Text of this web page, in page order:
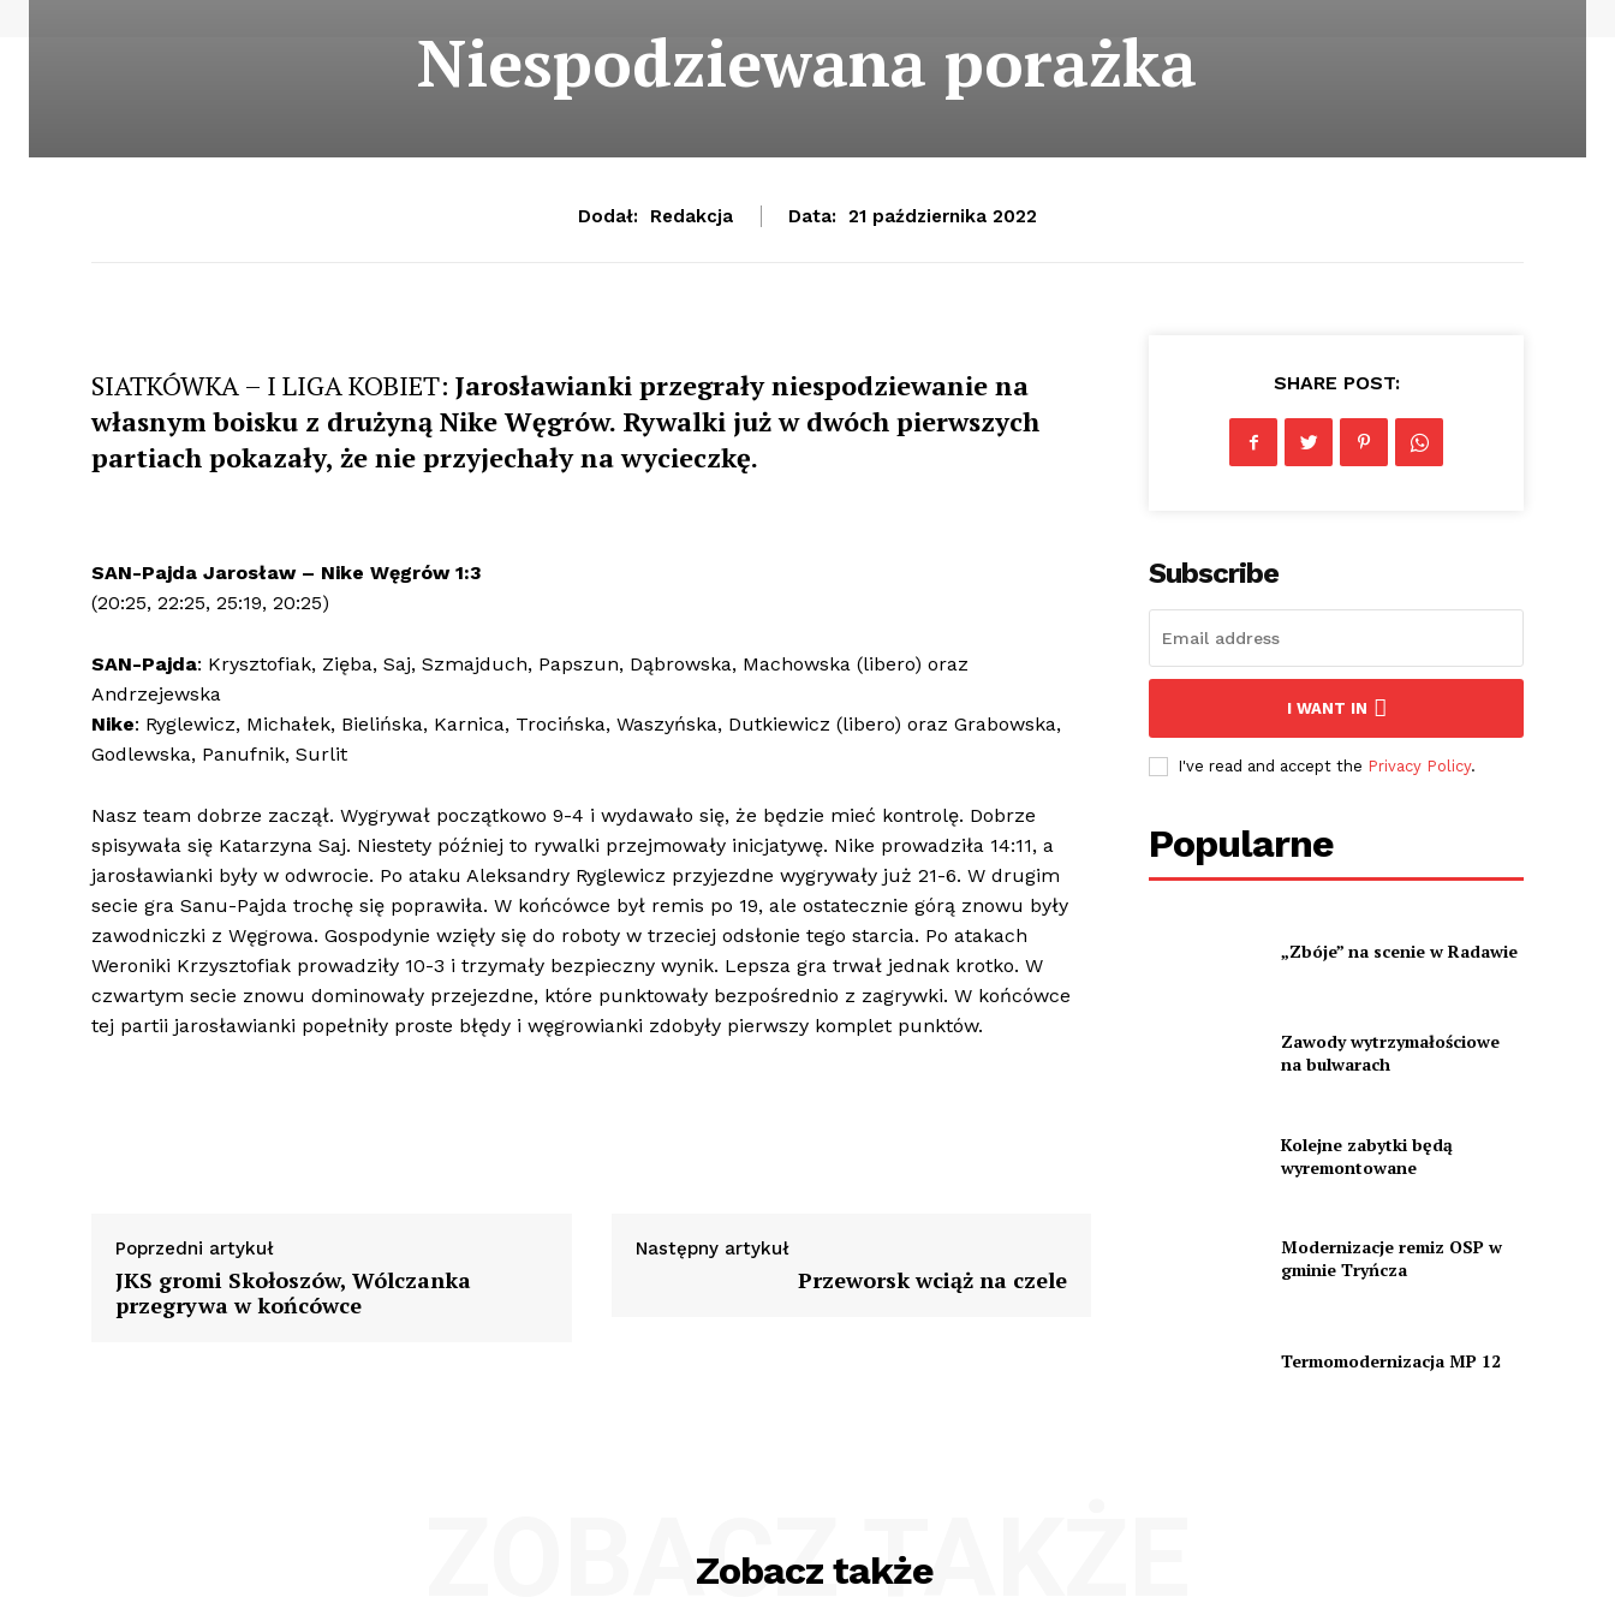
Niespodziewana porażka
Dodał: Redakcja Data: 21 października 2022
SIATKÓWKA – I LIGA KOBIET: Jarosławianki przegrały niespodziewanie na
własnym boisku z drużyną Nike Węgrów. Rywalki już w dwóch pierwszych
partiach pokazały, że nie przyjechały na wycieczkę.
SAN-Pajda Jarosław – Nike Węgrów 1:3
(20:25, 22:25, 25:19, 20:25)
SAN-Pajda: Krysztofiak, Zięba, Saj, Szmajduch, Papszun, Dąbrowska, Machowska (libero) oraz
Andrzejewska
Nike: Ryglewicz, Michałek, Bielińska, Karnica, Trocińska, Waszyńska, Dutkiewicz (libero) oraz Grabowska,
Godlewska, Panufnik, Surlit
Nasz team dobrze zaczął. Wygrywał początkowo 9-4 i wydawało się, że będzie mieć kontrolę. Dobrze
spisywała się Katarzyna Saj. Niestety później to rywalki przejmowały inicjatywę. Nike prowadziła 14:11, a
jarosławianki były w odwrocie. Po ataku Aleksandry Ryglewicz przyjezdne wygrywały już 21-6. W drugim
secie gra Sanu-Pajda trochę się poprawiła. W końcówce był remis po 19, ale ostatecznie górą znowu były
zawodniczki z Węgrowa. Gospodynie wzięły się do roboty w trzeciej odsłonie tego starcia. Po atakach
Weroniki Krzysztofiak prowadziły 10-3 i trzymały bezpieczny wynik. Lepsza gra trwał jednak krotko. W
czwartym secie znowu dominowały przejezdne, które punktowały bezpośrednio z zagrywki. W końcówce
tej partii jarosławianki popełniły proste błędy i węgrowianki zdobyły pierwszy komplet punktów.
Poprzedni artykuł
JKS gromi Skołoszów, Wólczanka
przegrywa w końcówce
Następny artykuł
Przeworsk wciąż na czele
SHARE POST:
Subscribe
I WANT IN
I've read and accept the Privacy Policy.
Popularne
„Zbóje” na scenie w Radawie
Zawody wytrzymałościowe
na bulwarach
Kolejne zabytki będą
wyremontowane
Modernizacje remiz OSP w
gminie Tryńcza
Termomodernizacja MP 12
Zobacz także
ZOBACZ TAKŻE